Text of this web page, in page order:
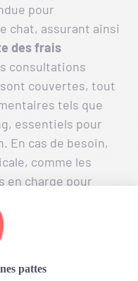
pour
chat, assurant ainsi
des frais
consultations
couvertes, tout
tels que
essentiels pour
En cas de besoin,
comme les
en charge pour
Si une
opérations
prescrits et les
garantissant un